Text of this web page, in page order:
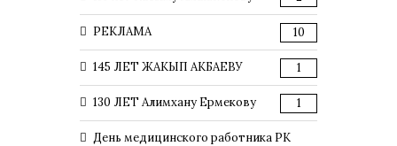
РЕКЛАМА 10
145 ЛЕТ ЖАКЫП АКБАЕВУ 1
130 ЛЕТ Алимхану Ермекову 1
День медицинского работника РК